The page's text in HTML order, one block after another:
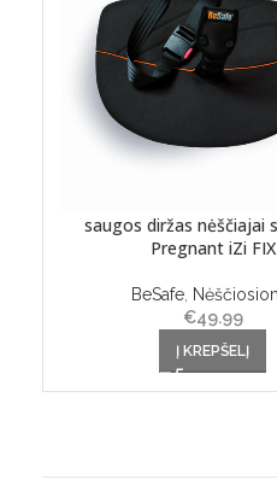
saugos diržas nėščiajai
Pregnant iZi FIX
BeSafe
€49.99
Į KREPŠELĮ